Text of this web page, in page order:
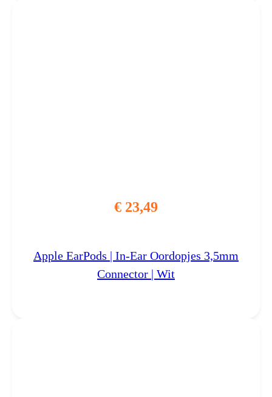
€ 23,49
Apple EarPods | In-Ear Oordopjes 3,5mm
Connector | Wit